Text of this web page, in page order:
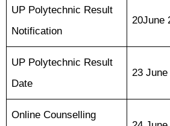
UP Polytechnic Result
Notification
20June
UP Polytechnic Result
Date
23 June
Online Counselling